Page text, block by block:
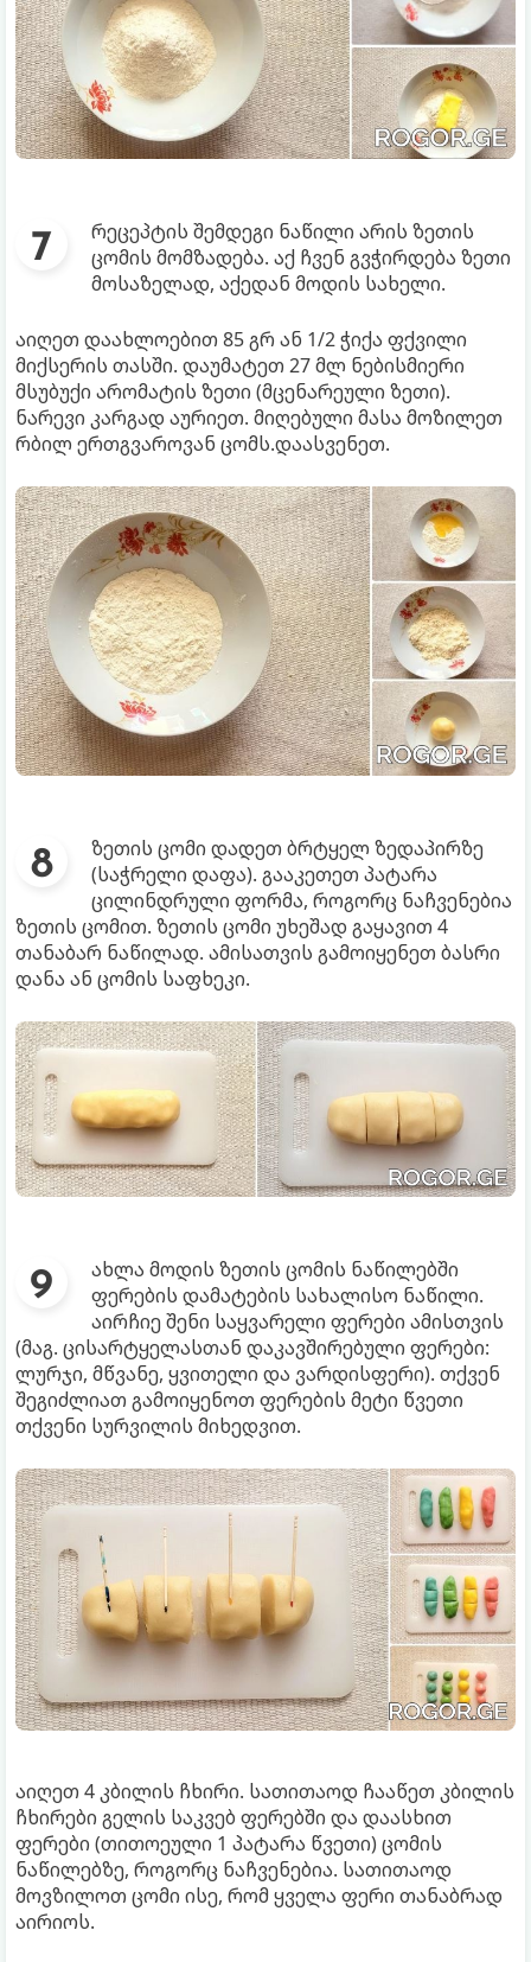
რეცეპტის შემდეგი ნაწილი არის ზეთის
ცომის მომზადება. აქ ჩვენ გვჭირდება ზეთი
მოსაზელად, აქედან მოდის სახელი.
აიღეთ დაახლოებით 85 გრ ან 1/2 ჭიქა ფქვილი
მიქსერის თასში. დაუმატეთ 27 მლ ნებისმიერი
მსუბუქი არომატის ზეთი (მცენარეული ზეთი).
ნარევი კარგად აურიეთ. მიღებული მასა მოზილეთ
რბილ ერთგვაროვან ცომს.დაასვენეთ.
ზეთის ცომი დადეთ ბრტყელ ზედაპირზე
(საჭრელი დაფა). გააკეთეთ პატარა
ცილინდრული ფორმა, როგორც ნაჩვენებია
ზეთის ცომით. ზეთის ცომი უხეშად გაყავით 4
თანაბარ ნაწილად. ამისათვის გამოიყენეთ ბასრი
დანა ან ცომის საფხეკი.
ახლა მოდის ზეთის ცომის ნაწილებში
ფერების დამატების სახალისო ნაწილი.
აირჩიე შენი საყვარელი ფერები ამისთვის
(მაგ. ცისარტყელასთან დაკავშირებული ფერები:
ლურჯი, მწვანე, ყვითელი და ვარდისფერი). თქვენ
შეგიძლიათ გამოიყენოთ ფერების მეტი წვეთი
თქვენი სურვილის მიხედვით.
აიღეთ 4 კბილის ჩხირი. სათითაოდ ჩააწეთ კბილის
ჩხირები გელის საკვებ ფერებში და დაასხით
ფერები (თითოეული 1 პატარა წვეთი) ცომის
ნაწილებზე, როგორც ნაჩვენებია. სათითაოდ
მოვზილოთ ცომი ისე, რომ ყველა ფერი თანაბრად
აირიოს.